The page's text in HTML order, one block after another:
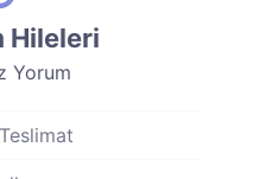
Hileleri
Yorum